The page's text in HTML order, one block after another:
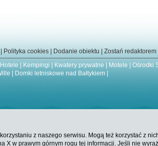
Polityka cookies Dodanie obiektu
Zostań redaktorem
Hotele Kempingi Kwatery prywatne Motele Ośrodki
Domki letniskowe nad Bałtykiem|
z naszego serwisu. Mogą też korzystać z
w prawym górnym rogu tej informacji. Jeśli nie